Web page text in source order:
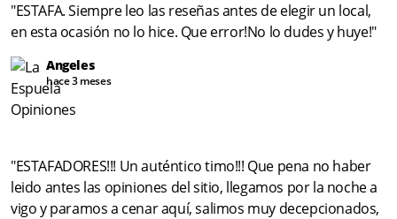
"ESTAFA. Siempre leo las reseñas antes de elegir un local,
en esta ocasión no lo hice. Que error!No lo dudes y huye!"
Angeles
hace 3 meses
"ESTAFADORES!!! Un auténtico timo!!! Que pena no haber
leido antes las opiniones del sitio, llegamos por la noche a
vigo y paramos a cenar aquí, salimos muy decepcionados,